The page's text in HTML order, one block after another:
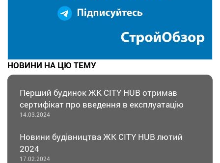
НОВИНИ НА ЦЮ ТЕМУ
Перший будинок ЖК CITY HUB отримав
сертифікат про введення в експлуатацію
14.03.2024
Новини будівництва ЖК CITY HUB лютий
2024
17.02.2024